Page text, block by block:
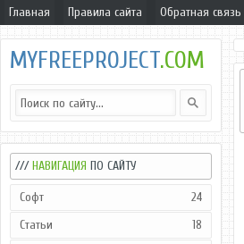
Главная Правила сайта Обратная связь
MYFREEPROJECT.COM
///НАВИГАЦИЯ ПО САЙТУ
Софт
24
Статьи
18